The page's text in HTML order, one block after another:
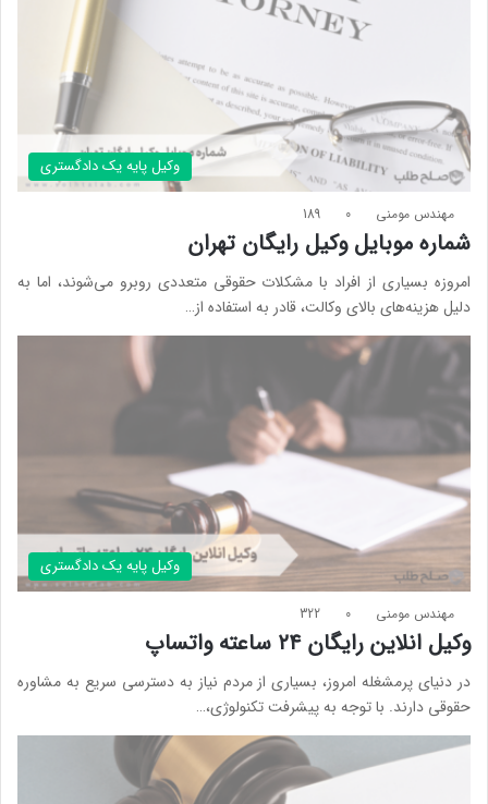
وکیل پایه یک دادگستری
مهندس مومنی 0
189
شماره موبایل وکیل رایگان تهران
امروزه بسیاری از افراد با مشکلات حقوقی متعددی روبرو می‌شوند، اما به
دلیل هزینه‌های بالای وکالت، قادر به استفاده از…
وکیل پایه یک دادگستری
مهندس مومنی 0
322
وکیل انلاین رایگان ۲۴ ساعته واتساپ
در دنیای پرمشغله امروز، بسیاری از مردم نیاز به دسترسی سریع به مشاوره
حقوقی دارند. با توجه به پیشرفت تکنولوژی،…